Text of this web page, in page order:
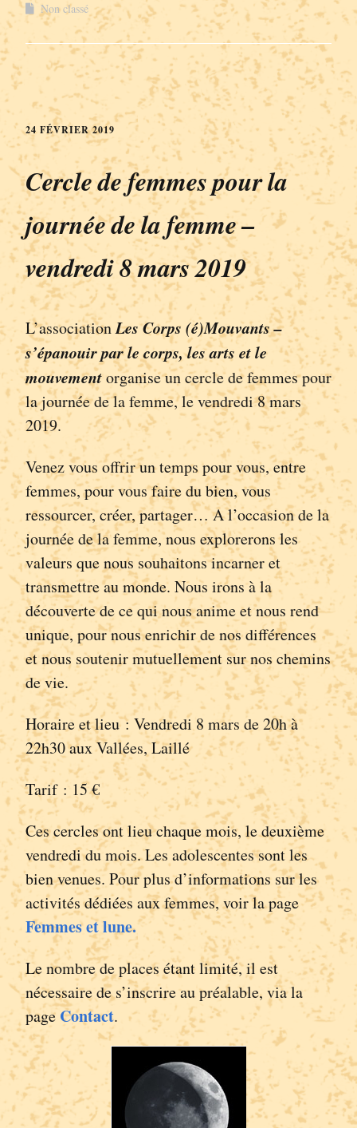
Non classé
24 FÉVRIER 2019
Cercle de femmes pour la
journée de la femme –
vendredi 8 mars 2019
L’associationLes Corps (é)Mouvants–
s’épanouir par le corps, les arts et le
mouvementorganise un cercle de femmes pour
la journée de la femme, le vendredi 8 mars
2019.
Venez vous offrir un temps pour vous, entre
femmes, pour vous faire du bien, vous
ressourcer, créer, partager… A l’occasion de la
journée de la femme, nous explorerons les
valeurs que nous souhaitons incarner et
transmettre au monde. Nous irons à la
découverte de ce qui nous anime et nous rend
unique, pour nous enrichir de nos différences
et nous soutenir mutuellement sur nos chemins
de vie.
Horaire et lieu : Vendredi 8 mars de 20h à
22h30 aux Vallées, Laillé
Tarif : 15 €
Ces cercles ont lieu chaque mois, le deuxième
vendredi du mois. Les adolescentes sont les
bien venues. Pour plus d’informations sur les
activités dédiées aux femmes, voir la page
Femmes et lune.
Le nombre de places étant limité, il est
nécessaire de s’inscrire au préalable, via la
pageContact.